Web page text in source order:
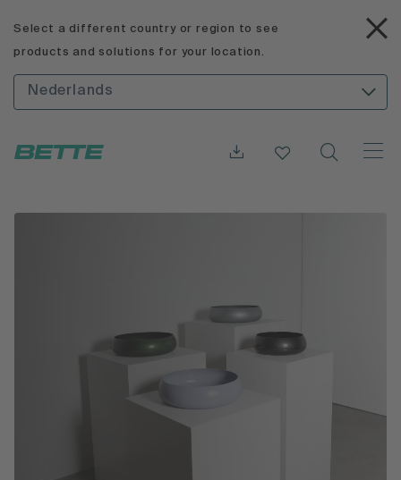
Select a different country or region to see
products and solutions for your location.
Nederlands